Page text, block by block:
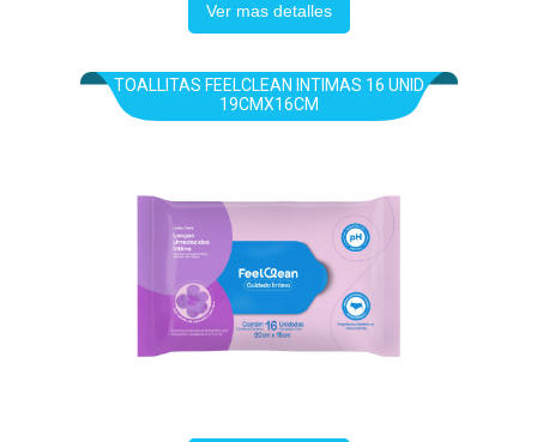
Ver mas detalles
TOALLITAS FEELCLEAN INTIMAS 16 UNID
19CMX16CM